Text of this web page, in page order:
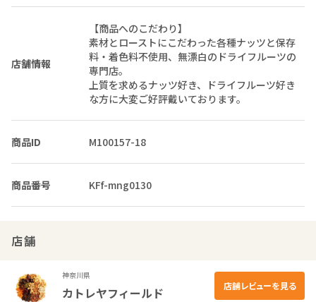
店舗情報
【商品へのこだわり】
素材とローストにこだわった各種ナッツと保存
料・着色料不使用、無漂白のドライフルーツの
専門店。
上質を求めるナッツ好き、ドライフルーツ好き
な方に大変ご好評戴いております。
商品ID M100157-18
商品番号 KFf-mng0130
店舗
神奈川県
カトレヤフィールド 店舗レビューを見る